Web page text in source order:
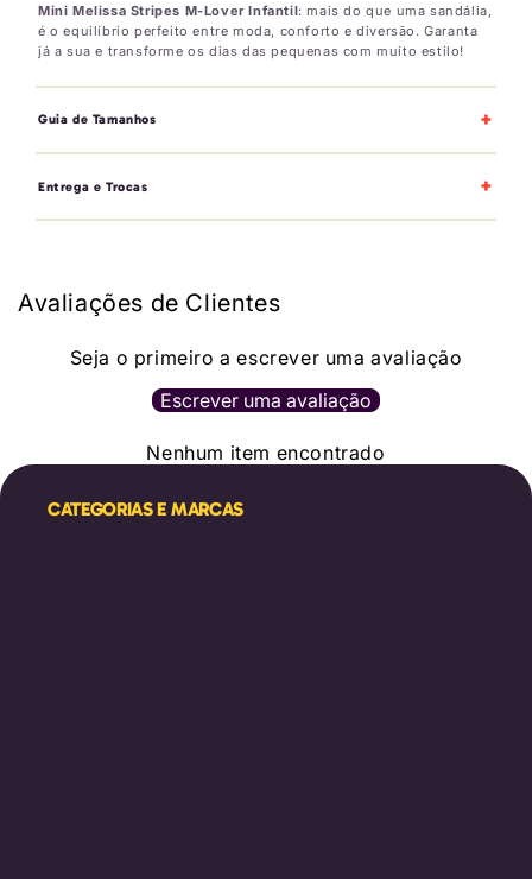
Mini Melissa Stripes M-Lover Infantil: mais do que uma sandália,
é o equilíbrio perfeito entre moda, conforto e diversão. Garanta
já a sua e transforme os dias das pequenas com muito estilo!
Guia de Tamanhos +
Entrega e Trocas +
Avaliações de Clientes
Seja o primeiro a escrever uma avaliação
Escrever uma avaliação
Nenhum item encontrado
CATEGORIAS E MARCAS